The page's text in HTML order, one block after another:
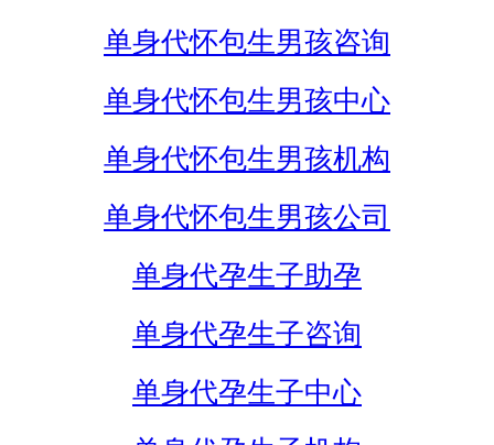
单身代怀包生男孩咨询
单身代怀包生男孩中心
单身代怀包生男孩机构
单身代怀包生男孩公司
单身代孕生子助孕
单身代孕生子咨询
单身代孕生子中心